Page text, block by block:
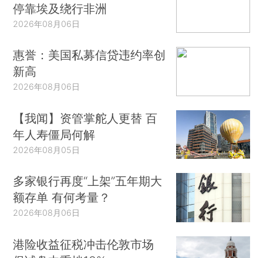
停靠埃及绕行非洲
2026年08月06日
惠誉：美国私募信贷违约率创
新高
2026年08月06日
【我闻】资管掌舵人更替 百
年人寿僵局何解
2026年08月05日
多家银行再度“上架”五年期大
额存单 有何考量？
2026年08月06日
港险收益征税冲击伦敦市场